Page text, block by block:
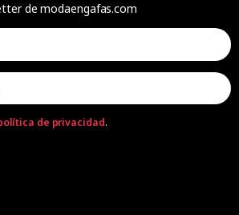
de modaengafas.com
de privacidad.